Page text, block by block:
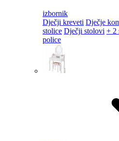
izbornik
Dječji kreveti Dječje
stolice Dječji stolovi + 2
police